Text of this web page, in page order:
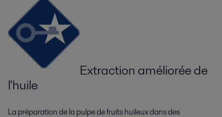
Extraction améliorée de
l'huile
La préparation de la pulpe de fruits huileux dans des